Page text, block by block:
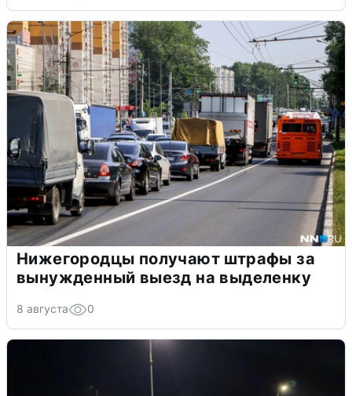
Нижегородцы получают штрафы за
вынужденный выезд на выделенку
8 августа 0